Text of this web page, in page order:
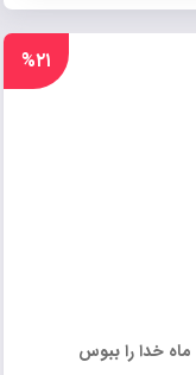
خدا را ببوس
%۲۱